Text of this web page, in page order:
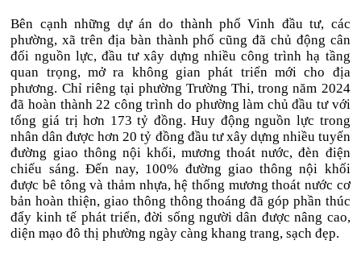
Bên cạnh những dự án do thành phố Vinh đầu tư, các
phường, xã trên địa bàn thành phố cũng đã chủ động cân
đối nguồn lực, đầu tư xây dựng nhiều công trình hạ tầng
quan trọng, mở ra không gian phát triển mới cho địa
phương. Chỉ riêng tại phường Trường Thi, trong năm 2024
đã hoàn thành 22 công trình do phường làm chủ đầu tư với
tổng giá trị hơn 173 tỷ đồng. Huy động nguồn lực trong
nhân dân được hơn 20 tỷ đồng đầu tư xây dựng nhiều tuyến
đường giao thông nội khối, mương thoát nước, đèn điện
chiếu sáng. Đến nay, 100% đường giao thông nội khối
được bê tông và thảm nhựa, hệ thống mương thoát nước cơ
bản hoàn thiện, giao thông thông thoáng đã góp phần thúc
đẩy kinh tế phát triển, đời sống người dân được nâng cao,
diện mạo đô thị phường ngày càng khang trang, sạch đẹp.